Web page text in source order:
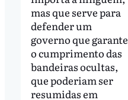
mas que serve para
defender um
governo que garante
o cumprimento das
bandeiras ocultas,
que poderiam ser
resumidas em